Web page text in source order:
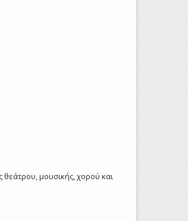
μουσικής, χορού και